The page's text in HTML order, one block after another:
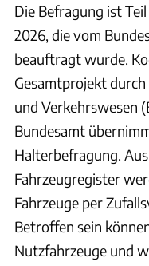
Die Befragung ist
2026, die vom
beauftragt wurde.
Gesamtprojekt
und Verkehrswesen
Bundesamt
Halterbefragung.
Fahrzeugregister
Fahrzeuge per
Betroffen sein
Nutzfahrzeuge und